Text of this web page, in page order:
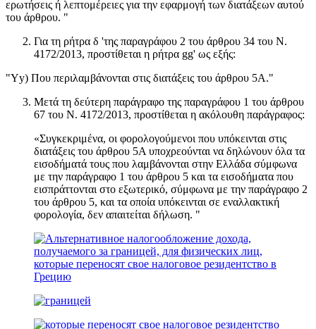
ερωτήσεις ή λεπτομέρειες για την εφαρμογή των διατάξεων αυτού
του άρθρου. "
Για τη ρήτρα δ 'της παραγράφου 2 του άρθρου 34 του Ν.
4172/2013, προστίθεται η ρήτρα gg' ως εξής:
"Yy) Που περιλαμβάνονται στις διατάξεις του άρθρου 5Α."
Μετά τη δεύτερη παράγραφο της παραγράφου 1 του άρθρου
67 του Ν. 4172/2013, προστίθεται η ακόλουθη παράγραφος:
«Συγκεκριμένα, οι φορολογούμενοι που υπόκεινται στις
διατάξεις του άρθρου 5Α υποχρεούνται να δηλώνουν όλα τα
εισοδήματά τους που λαμβάνονται στην Ελλάδα σύμφωνα
με την παράγραφο 1 του άρθρου 5 και τα εισοδήματα που
εισπράττονται στο εξωτερικό, σύμφωνα με την παράγραφο 2
του άρθρου 5, και τα οποία υπόκεινται σε εναλλακτική
φορολογία, δεν απαιτείται δήλωση. "